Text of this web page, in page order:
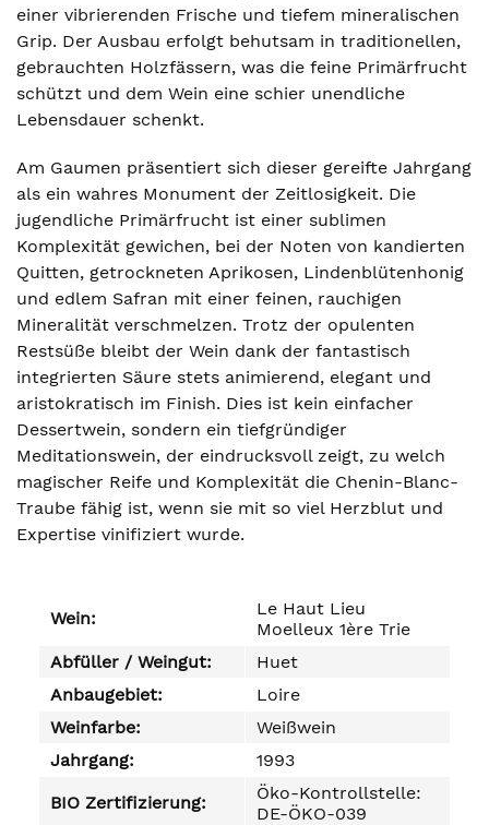
einer vibrierenden Frische und tiefem mineralischen
Grip. Der Ausbau erfolgt behutsam in traditionellen,
gebrauchten Holzfässern, was die feine Primärfrucht
schützt und dem Wein eine schier unendliche
Lebensdauer schenkt.
Am Gaumen präsentiert sich dieser gereifte Jahrgang
als ein wahres Monument der Zeitlosigkeit. Die
jugendliche Primärfrucht ist einer sublimen
Komplexität gewichen, bei der Noten von kandierten
Quitten, getrockneten Aprikosen, Lindenblütenhonig
und edlem Safran mit einer feinen, rauchigen
Mineralität verschmelzen. Trotz der opulenten
Restsüße bleibt der Wein dank der fantastisch
integrierten Säure stets animierend, elegant und
aristokratisch im Finish. Dies ist kein einfacher
Dessertwein, sondern ein tiefgründiger
Meditationswein, der eindrucksvoll zeigt, zu welch
magischer Reife und Komplexität die Chenin-Blanc-
Traube fähig ist, wenn sie mit so viel Herzblut und
Expertise vinifiziert wurde.
Wein:
Le Haut Lieu
Moelleux 1ère Trie
Abfüller / Weingut:
Huet
Anbaugebiet:
Loire
Weinfarbe:
Weißwein
Jahrgang:
1993
BIO Zertifizierung:
Öko-Kontrollstelle:
DE-ÖKO-039